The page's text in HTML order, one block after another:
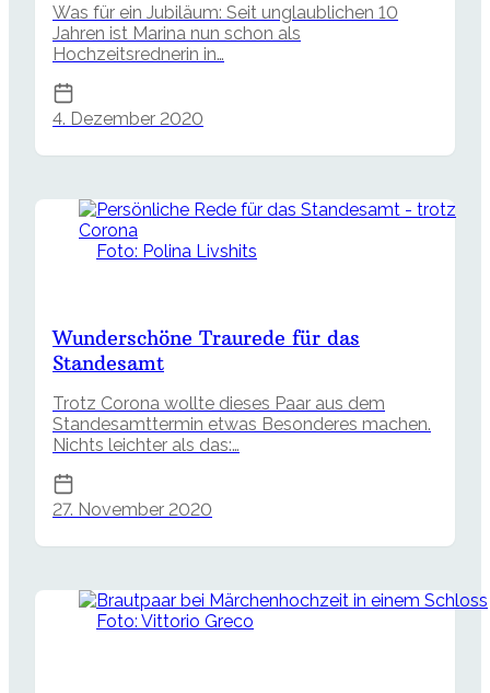
Was für ein Jubiläum: Seit unglaublichen 10
Jahren ist Marina nun schon als
Hochzeitsrednerin in…
4. Dezember 2020
Foto: Polina Livshits
Wunderschöne Traurede für das
Standesamt
Trotz Corona wollte dieses Paar aus dem
Standesamttermin etwas Besonderes machen.
Nichts leichter als das:…
27. November 2020
Foto: Vittorio Greco